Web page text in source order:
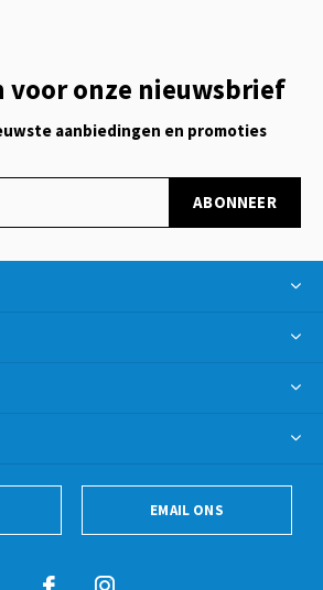
voor onze nieuwsbrief
aanbiedingen en promoties
ABONNEER
EMAIL ONS